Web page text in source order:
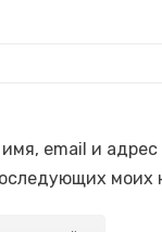
email и адрес
моих